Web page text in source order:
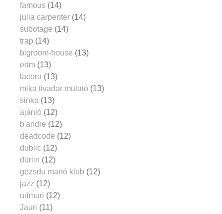
famous (14)
julia carpenter (14)
subotage (14)
trap (14)
bigroom-house (13)
edm (13)
lacora (13)
mika tivadar mulató (13)
sinko (13)
ajánló (12)
b'andre (12)
deadcode (12)
dublic (12)
dürlin (12)
gozsdu manó klub (12)
jazz (12)
urimuri (12)
Jauri (11)